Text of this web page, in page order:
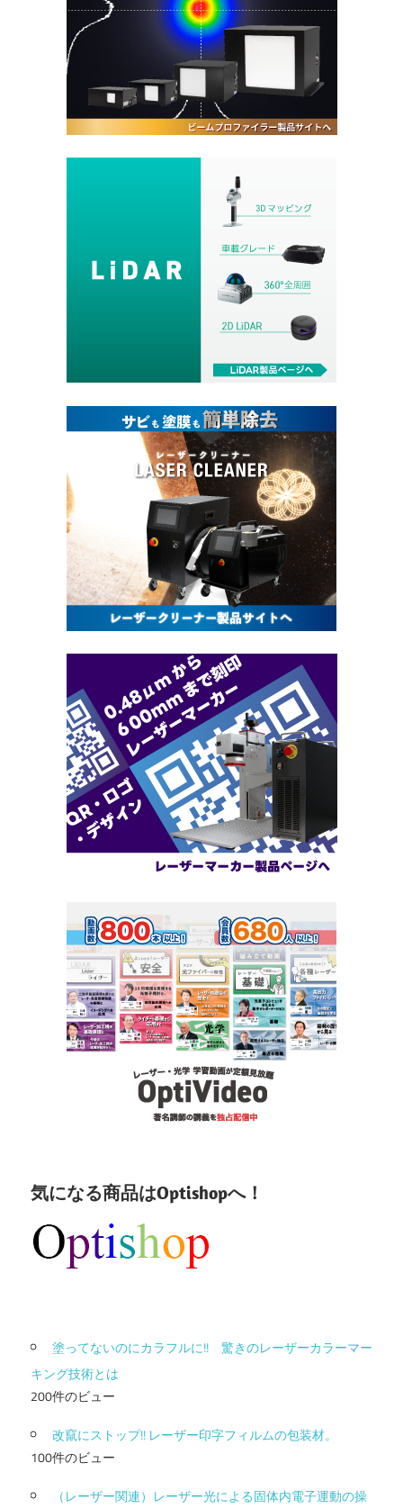
気になる商品はOptishopへ！
塗ってないのにカラフルに!! 驚きのレーザーカラーマー
キング技術とは
200件のビュー
改竄にストップ!! レーザー印字フィルムの包装材。
100件のビュー
（レーザー関連）レーザー光による固体内電子運動の操